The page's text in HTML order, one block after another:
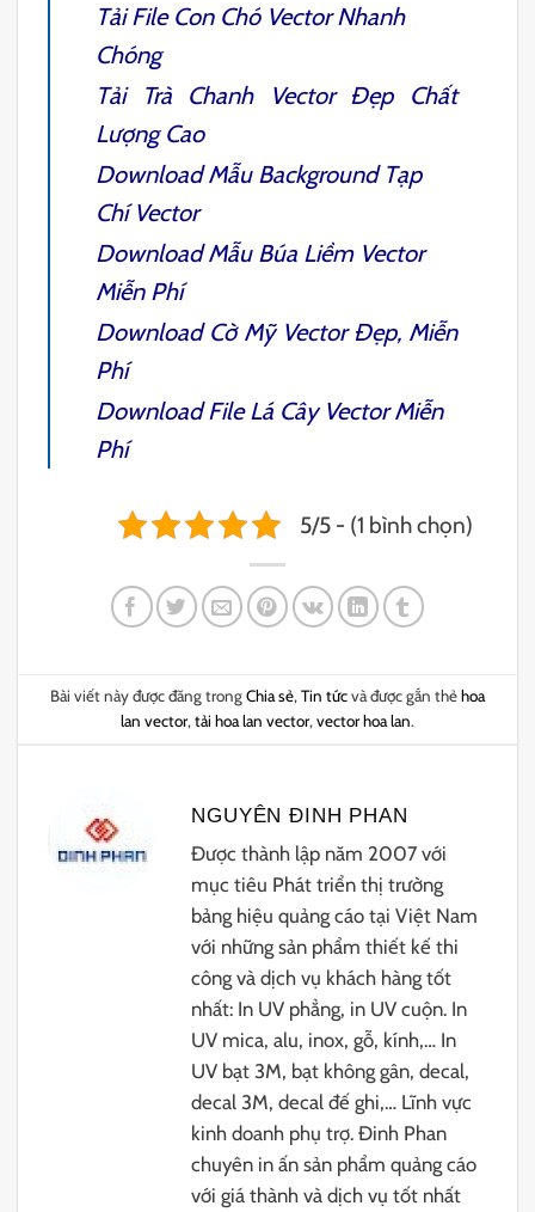
Tải File Con Chó VectorNhanh
Chóng
Tải Trà Chanh VectorĐẹp Chất
Lượng Cao
Download Mẫu Background Tạp
ChíVector
Download Mẫu Búa Liềm Vector
Miễn Phí
Download Cờ Mỹ VectorĐẹp, Miễn
Phí
Download FileLá Cây VectorMiễn
Phí
5/5 - (1 bình chọn)
Bài viết này được đăng trongChia sẻ, Tin tứcvà được gắn thẻhoa
lan vector, tải hoa lan vector, vector hoa lan.
NGUYÊN ĐINH PHAN
Được thành lập năm 2007 với
mục tiêu Phát triển thị trường
bảng hiệu quảng cáo tại Việt Nam
với những sản phẩm thiết kế thi
công và dịch vụ khách hàng tốt
nhất: In UV phẳng, in UV cuộn. In
UV mica, alu, inox, gỗ, kính,… In
UV bạt 3M, bạt không gân, decal,
decal 3M, decal đế ghi,… Lĩnh vực
kinh doanh phụ trợ. Đinh Phan
chuyên in ấn sản phẩm quảng cáo
với giá thành và dịch vụ tốt nhất